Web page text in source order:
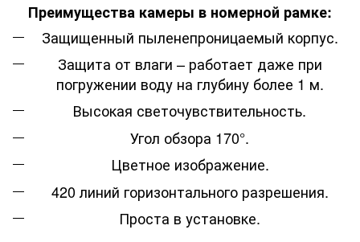
Преимущества камеры в номерной рамке:
Защищенный пыленепроницаемый корпус.
Защита от влаги – работает даже при
погружении воду на глубину более 1 м.
Высокая светочувствительность.
Угол обзора 170°.
Цветное изображение.
420 линий горизонтального разрешения.
Проста в установке.